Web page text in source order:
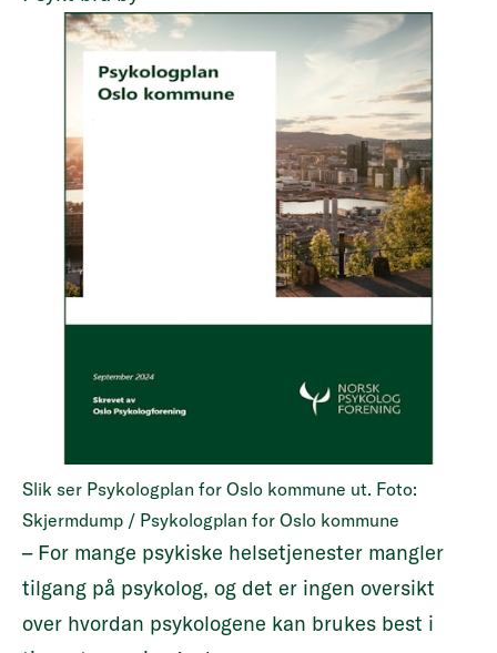
Slik ser Psykologplan for Oslo kommune ut. Foto:
Skjermdump / Psykologplan for Oslo kommune
– For mange psykiske helsetjenester mangler
tilgang på psykolog, og det er ingen oversikt
over hvordan psykologene kan brukes best i